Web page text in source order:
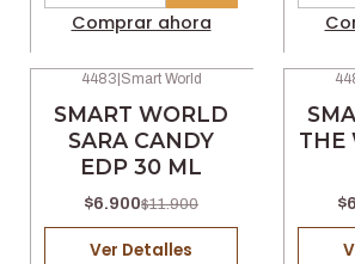
Comprar ahora
No disponible
4483 Smart World
SMART WORLD
SARA CANDY
EDP 30 ML
$6.900$11.900
Ver Detalles
No
THE